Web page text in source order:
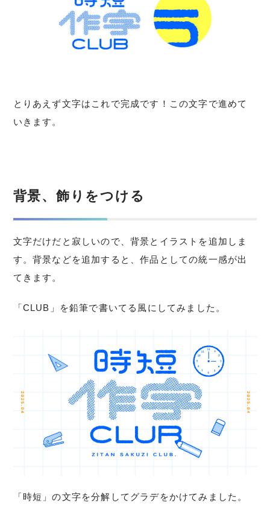
とりあえず文字はこれで完成です！この文字で進めて
いきます。
背景、飾りをつける
文字だけだと寂しいので、背景とイラストを追加しま
す。背景などを追加すると、作品としての統一感が出
てきます。
「CLUB」を鉛筆で書いてる風にしてみました。
「時短」の文字を分解してグラデをかけてみました。